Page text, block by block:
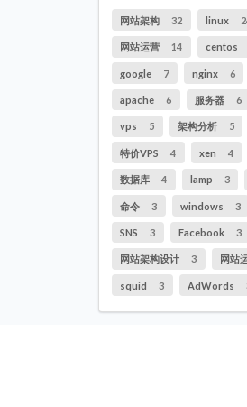
网站架构 32 linux
网站运营 14 centos
google 7 nginx 6
apache 6 服务器 6
vps 5 架构分析 5
特价VPS 4 xen 4
数据库 4 lamp 3
命令 3 windows 3
SNS 3 Facebook 3
网站架构设计 3 网站
squid 3 AdWords